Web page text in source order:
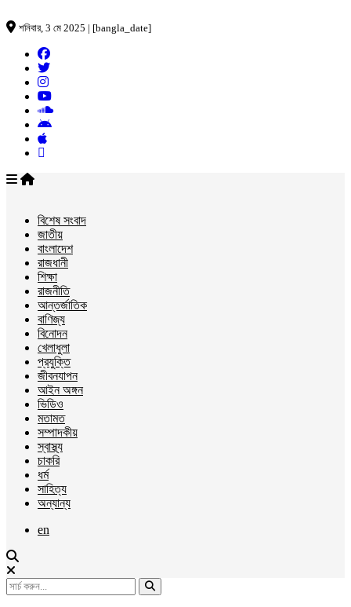
শনিবার, 3 মে 2025 | [bangla_date]
বিশেষ সংবাদ
জাতীয়
বাংলাদেশ
রাজধানী
শিক্ষা
রাজনীতি
আন্তর্জাতিক
বাণিজ্য
বিনোদন
খেলাধুলা
প্রযুক্তি
জীবনযাপন
আইন অঙ্গন
ভিডিও
মতামত
সম্পাদকীয়
স্বাস্থ্য
চাকরি
ধর্ম
সাহিত্য
অন্যান্য
en